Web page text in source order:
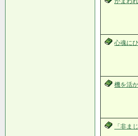
心魂に
機を活
「非